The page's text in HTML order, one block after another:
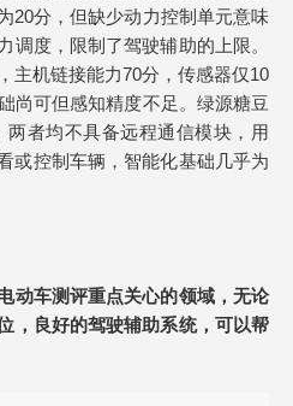
20分，但缺少动力控制单元意味
调度，限制了驾驶辅助的上限。
主机链接能力70分，传感器仅10
尚可但感知精度不足。绿源糖豆
者均不具备远程通信模块，用
或控制车辆，智能化基础几乎为
动车测评重点关心的领域，无论
，良好的驾驶辅助系统，可以帮